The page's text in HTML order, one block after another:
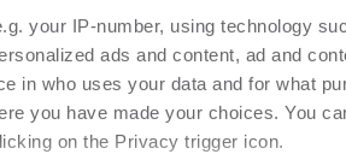
your IP-number, using technology
ads and content, ad and
in who uses your data and for what
you have made your choices. You
on the Privacy trigger icon.